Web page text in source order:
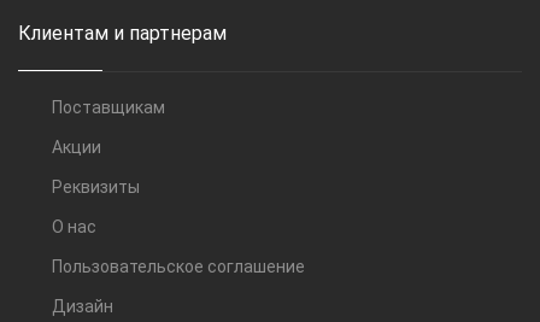
Клиентам и партнерам
Поставщикам
Акции
Реквизиты
О нас
Пользовательское соглашение
Дизайн